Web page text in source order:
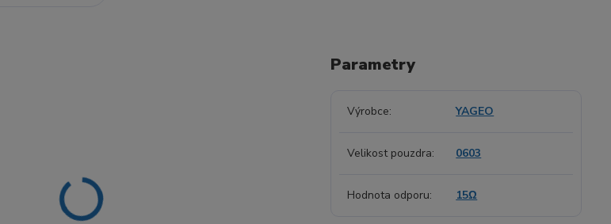
Parametry
Výrobce YAGEO
Velikost pouzdra 0603
Hodnota odporu 15Ω